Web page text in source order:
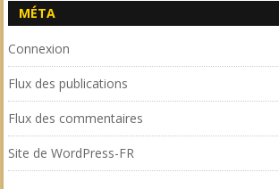
MÉTA
Connexion
Flux des publications
Flux des commentaires
Site de WordPress-FR